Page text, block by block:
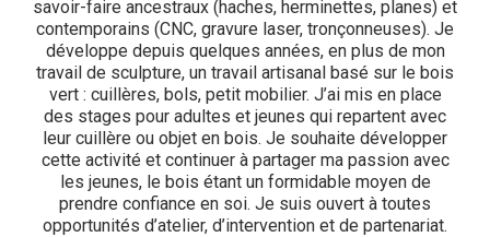
savoir-faire ancestraux (haches, herminettes, planes) et
contemporains (CNC, gravure laser, tronçonneuses). Je
développe depuis quelques années, en plus de mon
travail de sculpture, un travail artisanal basé sur le bois
vert : cuillères, bols, petit mobilier. J’ai mis en place
des stages pour adultes et jeunes qui repartent avec
leur cuillère ou objet en bois. Je souhaite développer
cette activité et continuer à partager ma passion avec
les jeunes, le bois étant un formidable moyen de
prendre confiance en soi. Je suis ouvert à toutes
opportunités d’atelier, d’intervention et de partenariat.